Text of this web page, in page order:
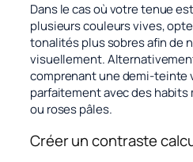
Dans le cas où votre tenue
plusieurs couleurs vives,
tonalités plus sobres afin de
visuellement.
comprenant une demi-teinte
parfaitement avec des
ou roses pâles.
Créer un contraste